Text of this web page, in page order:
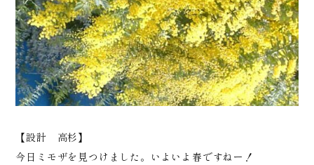
【設計 高杉】
今日ミモザを見つけました。いよいよ春ですねー！